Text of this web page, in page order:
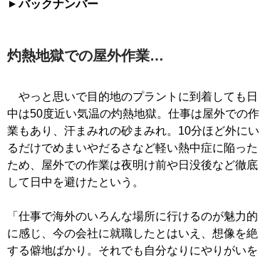
バックナンバー
灼熱地獄での屋外作業…
やっと思いで目的地のプラントに到着しても日
中は50度近い気温の灼熱地獄。仕事は屋外での作
業もあり、汗まみれの砂まみれ。10分ほど外にい
るだけでめまいやだるさなど軽い熱中症に陥った
ため、屋外での作業は夜明け前や日没後など徹底
して日中を避けたという。
「仕事で海外のいろんな場所に行けるのが魅力的
に感じ、今の会社に就職したとはいえ、想像を絶
する僻地ばかり。それでも自分なりにやりがいを